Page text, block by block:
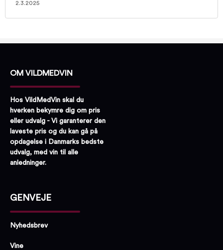
2.3.2025
OM VILDMEDVIN
Hos VildMedVin skal du
hverken bekymre dig om pris
eller udvalg - Vi garanterer den
laveste pris og du kan gå på
opdagelse i Danmarks bedste
udvalg, med vin til alle
anledninger.
GENVEJE
Nyhedsbrev
Vine